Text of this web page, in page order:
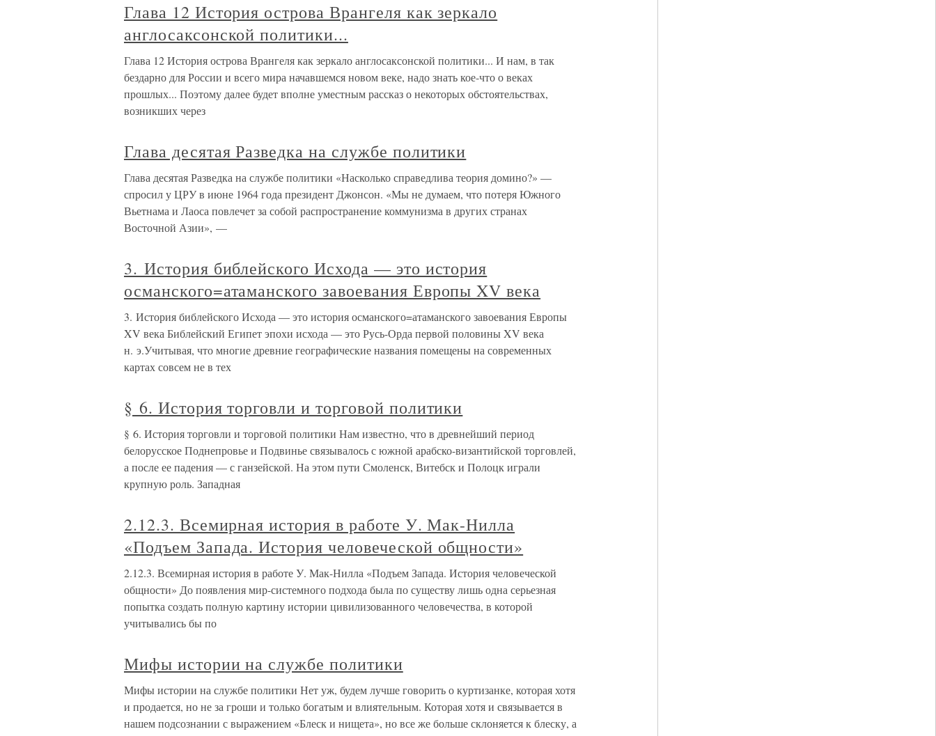
Глава 12 История острова Врангеля как зеркало
англосаксонской политики...
Глава 12 История острова Врангеля как зеркало англосаксонской политики... И нам, в так
бездарно для России и всего мира начавшемся новом веке, надо знать кое-что о веках
прошлых... Поэтому далее будет вполне уместным рассказ о некоторых обстоятельствах,
возникших через
Глава десятая Разведка на службе политики
Глава десятая Разведка на службе политики «Насколько справедлива теория домино?» —
спросил у ЦРУ в июне 1964 года президент Джонсон. «Мы не думаем, что потеря Южного
Вьетнама и Лаоса повлечет за собой распространение коммунизма в других странах
Восточной Азии», —
3. История библейского Исхода — это история
османского=атаманского завоевания Европы XV века
3. История библейского Исхода — это история османского=атаманского завоевания Европы
XV века Библейский Египет эпохи исхода — это Русь-Орда первой половины XV века
н. э.Учитывая, что многие древние географические названия помещены на современных
картах совсем не в тех
§ 6. История торговли и торговой политики
§ 6. История торговли и торговой политики Нам известно, что в древнейший период
белорусское Поднепровье и Подвинье связывалось с южной арабско-византийской торговлей,
а после ее падения — с ганзейской. На этом пути Смоленск, Витебск и Полоцк играли
крупную роль. Западная
2.12.3. Всемирная история в работе У. Мак-Нилла
«Подъем Запада. История человеческой общности»
2.12.3. Всемирная история в работе У. Мак-Нилла «Подъем Запада. История человеческой
общности» До появления мир-системного подхода была по существу лишь одна серьезная
попытка создать полную картину истории цивилизованного человечества, в которой
учитывались бы по
Мифы истории на службе политики
Мифы истории на службе политики Нет уж, будем лучше говорить о куртизанке, которая хотя
и продается, но не за гроши и только богатым и влиятельным. Которая хотя и связывается в
нашем подсознании с выражением «Блеск и нищета», но все же больше склоняется к блеску, а